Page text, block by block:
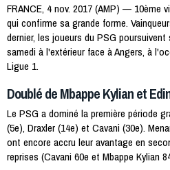
FRANCE, 4 nov. 2017 (AMP) — 10ème
qui confirme sa grande forme.
dernier, les joueurs du PSG
samedi à l'extérieur face à Angers, à
Ligue 1.
Doublé de Mbappe Kylian et
Le PSG a dominé la première période
(5e), Draxler (14e) et Cavani (30e).
ont encore accru leur avantage en
reprises (Cavani 60e et Mbappe Kylian